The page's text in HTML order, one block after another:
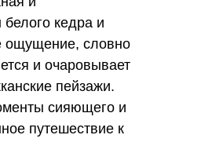
кедра и
ощущение, словно
и очаровывает
пейзажи.
сияющего и
путешествие к